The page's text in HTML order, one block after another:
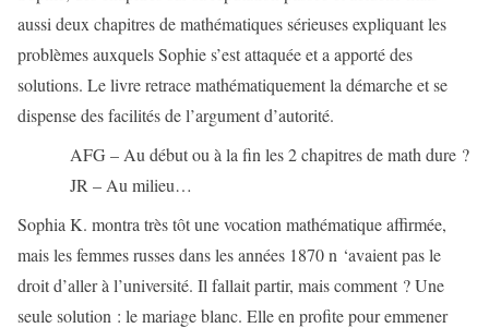
aussi deux chapitres de mathématiques sérieuses expliquant les
problèmes auxquels Sophie s’est attaquée et a apporté des
solutions. Le livre retrace mathématiquement la démarche et se
dispense des facilités de l’argument d’autorité.
AFG – Au début ou à la fin les 2 chapitres de math dure ?
JR – Au milieu…
Sophia K. montra très tôt une vocation mathématique affirmée,
mais les femmes russes dans les années 1870 n ‘avaient pas le
droit d’aller à l’université. Il fallait partir, mais comment ? Une
seule solution : le mariage blanc. Elle en profite pour emmener